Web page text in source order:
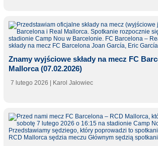
Znamy wyjściowe składy na mecz FC
Mallorca (07.02.2026)
7 lutego 2026 | Karol Jałowiec